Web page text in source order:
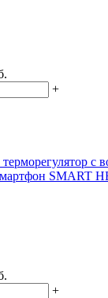
+
с
SMART
+